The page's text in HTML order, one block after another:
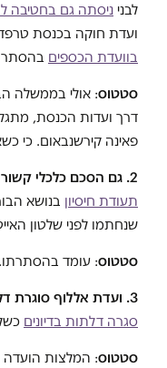
לבני ניסתה גם בחטיבה
ועדת חוקה בכנסת
בוועדת הכספים
סטטוס: אולי בממשלה
דרך ועדות הכנסת,
פאינה קירשנבאום. כי
2. גם הסכם כלכלי קשור לביטחון המדינה?
תעודת חיסיון בנושא
שנחתמו לפני שלטון
סטטוס: עומד בהסתרתו.
3. ועדת אללוף סוגרת דלתות
סגרה דלתות בדיונים
סטטוס: המלצות הועדה